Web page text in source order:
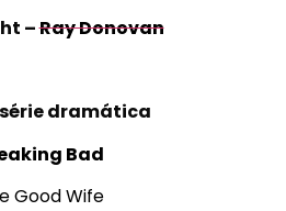
–Ray Donovan
dramática
Bad
Good Wife